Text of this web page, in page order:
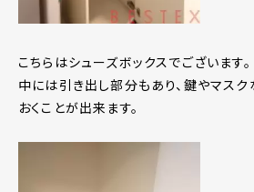
こちらはシューズボックスでございます。
中には引き出し部分もあり、鍵やマス
おくことが出来ます。